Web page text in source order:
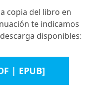
copia del libro en
te indicamos
disponibles:
| EPUB]